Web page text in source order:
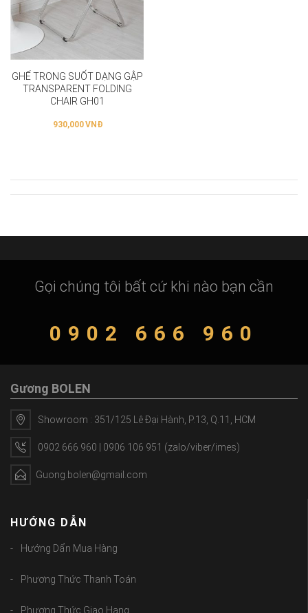
GHẾ TRONG SUỐT DẠNG GẬP
TRANSPARENT FOLDING
CHAIR GH01
930,000VNĐ
Gọi chúng tôi bất cứ khi nào bạn cần
0902 666 960
Gương BOLEN
Showroom : 351/125 Lê Đại Hành, P.13, Q.11, HCM
0902 666 960 | 0906 106 951 (zalo/viber/imes)
Guong.bolen@gmail.com
HƯỚNG DẪN
Hướng Dẩn Mua Hàng
Phương Thức Thanh Toán
Phương Thức Giao Hang